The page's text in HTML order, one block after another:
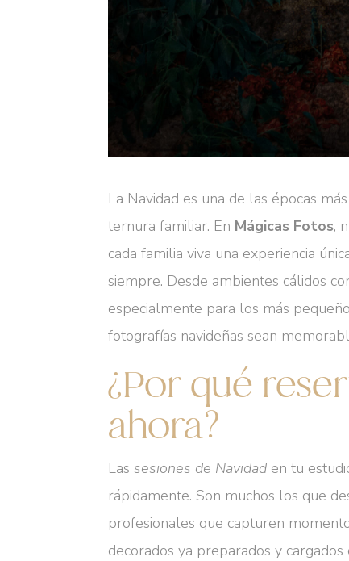
La Navidad es una de las épocas
ternura familiar. En Mágicas Fotos,
cada familia viva una experiencia
siempre. Desde ambientes cálidos
especialmente para los más
fotografías navideñas sean
¿Por qué
ahora?
Las sesiones de Navidad en tu
rápidamente. Son muchos los que
profesionales que capturen
decorados ya preparados y